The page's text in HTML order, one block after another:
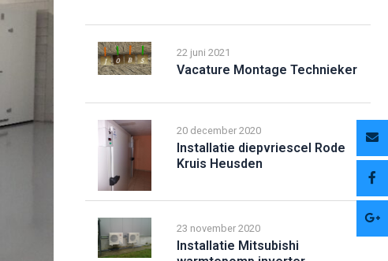
22 juni 2021
Vacature Montage Technieker
20 december 2020
Installatie diepvriescel Rode
Kruis Heusden
23 november 2020
Installatie Mitsubishi